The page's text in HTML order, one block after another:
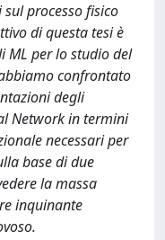
processo fisico
di questa tesi è
ML per lo studio del
confrontato
degli
Network in termini
necessari per
base di due
la massa
inquinante